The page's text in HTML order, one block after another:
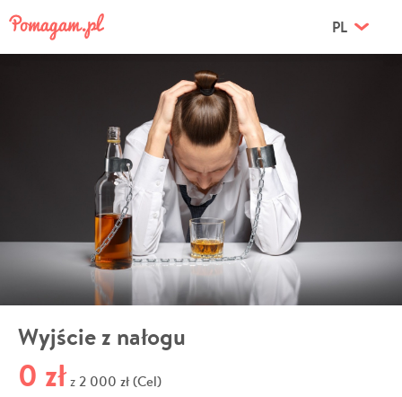
PL
Wyjście z nałogu
0 zł z 2 000 zł (Cel)